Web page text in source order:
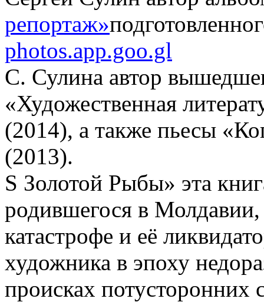
репортаж»
photos.app.goo.gl
C. Сулина автор
«Художественная
(2014), а также пьесы
(2013).
S Золотой Рыбы» эта
родившегося в
катастрофе и её
художника в эпоху
происках потусторонних